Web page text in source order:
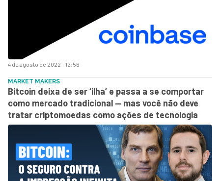
4 de agosto de 2022 - 12:56
MARKET MAKERS
Bitcoin deixa de ser ‘ilha’ e passa a se comportar
como mercado tradicional — mas você não deve
tratar criptomoedas como ações de tecnologia